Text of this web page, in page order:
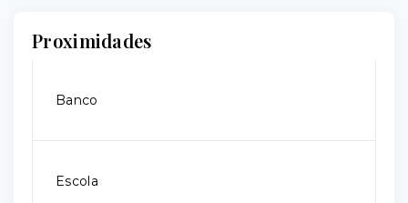
Proximidades
Banco
Escola